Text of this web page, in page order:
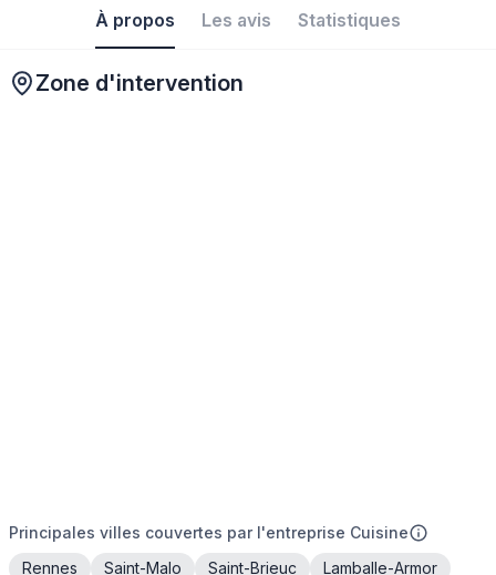
À propos Les avis Statistiques
Zone d'intervention
Principales villes couvertes par l'entreprise Cuisine
Rennes
Saint-Malo Saint-Brieuc Lamballe-Armor